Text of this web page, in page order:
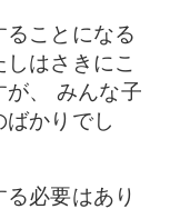
ことになる
はさきにこ
、 みんな子
かりでし
必要はあり